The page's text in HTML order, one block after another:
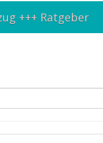
+++ Ratgeber